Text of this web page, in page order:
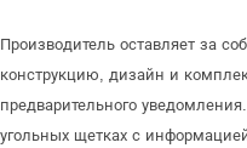
Производитель оставляет за
конструкцию, дизайн и
предварительного
угольных щетках с